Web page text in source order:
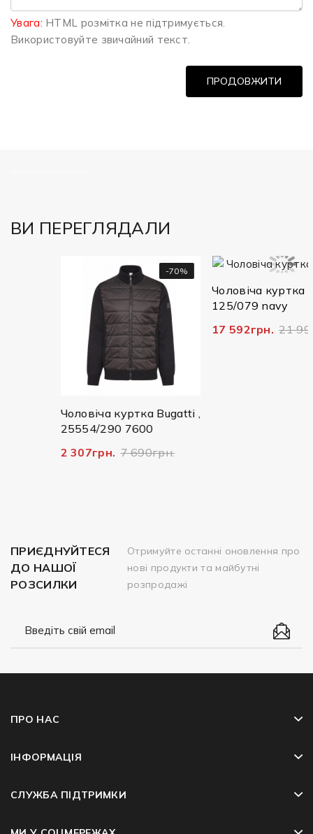
Увага: HTML розмітка не підтримується.
Використовуйте звичайний текст.
ПРОДОВЖИТИ
ВИ ПЕРЕГЛЯДАЛИ
-70%
Чоловіча куртка Bugatti ,
25554/290 7600
2 307грн. 7 690грн.
-
Чоловіча куртка
125/079 navy
17 592грн. 21
ПРИЄДНУЙТЕСЯ
ДО НАШОЇ
РОЗСИЛКИ
Отримуйте останні оновлення про
нові продукти та майбутні
розпродажі
ПРО НАС
ІНФОРМАЦІЯ
СЛУЖБА ПІДТРИМКИ